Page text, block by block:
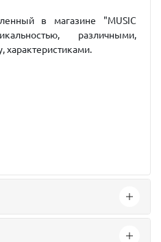
в магазине "MUSIC
различными,
характеристиками.